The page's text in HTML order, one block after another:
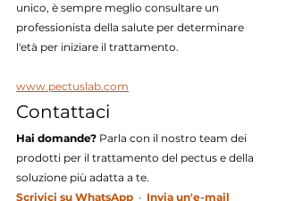
unico, è sempre meglio consultare un
professionista della salute per determinare
l'età per iniziare il trattamento.
www.pectuslab.com
Contattaci
Hai domande? Parla con il nostro team dei
prodotti per il trattamento del pectus e della
soluzione più adatta a te.
Scrivici su WhatsApp
  ·
Invia un'e-mail